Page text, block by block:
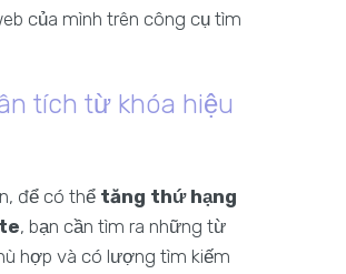
của mình trên công cụ tìm
tích từ khóa hiệu
để có thể tăng thứ hạng
, bạn cần tìm ra những từ
hợp và có lượng tìm kiếm